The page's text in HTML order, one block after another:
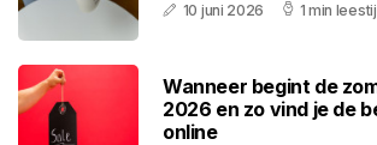
10 juni 2026 1 min
Wanneer begint de
2026 en zo vind je de
online